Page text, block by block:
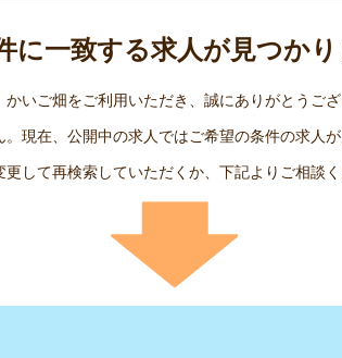
に一致する求人が見つかり
かいご畑をご利用いただき、誠にありがとうござ
現在、公開中の求人ではご希望の条件の求人が
更して再検索していただくか、下記よりご相談く